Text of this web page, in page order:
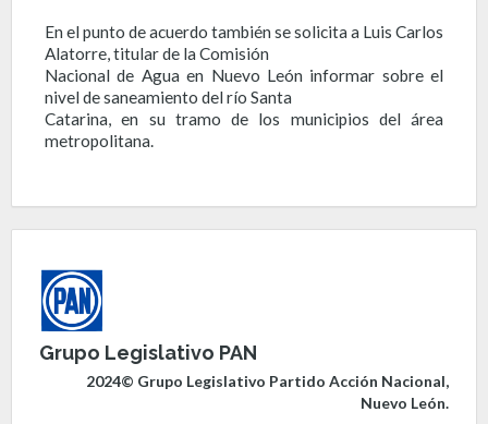
En el punto de acuerdo también se solicita a Luis Carlos
Alatorre, titular de la Comisión
Nacional de Agua en Nuevo León informar sobre el
nivel de saneamiento del río Santa
Catarina, en su tramo de los municipios del área
metropolitana.
Grupo Legislativo PAN
2024© Grupo Legislativo Partido Acción Nacional,
Nuevo León.